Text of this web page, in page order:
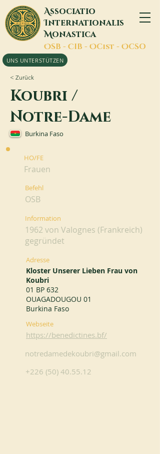
Associatio
Internationalis
Monastica
OSB - CIB - OCist - OCSO
UNS UNTERSTÜTZEN
< Zurück
Koubri /
Notre-Dame
Burkina Faso
HO/FE
Frauen
Befehl
OSB
Information
1962 von Valognes (Frankreich)
gegründet
Adresse
Kloster Unserer Lieben Frau von
Koubri
01 BP 632
OUAGADOUGOU 01
Burkina Faso
Webseite
https://benedictines.bf/
notredamedekoubri@gmail.com
+226 (50) 40.55.12